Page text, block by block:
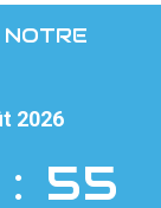
2026
52